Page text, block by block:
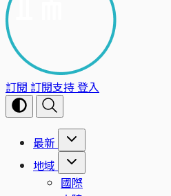
訂閱 訂閱支持登入
最新
地域
國際